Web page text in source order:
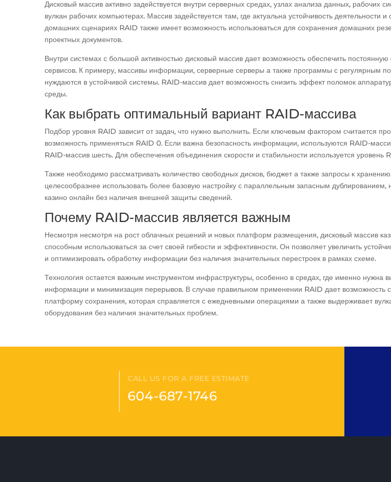
Дисковый массив активно задействуется внутри серверных средах, узлах анализа данных, рабочих
вулкан рабочих компьютерах. Массив задействуется там, где актуальна устойчивость деятельности
домашних сценариях RAID также имеет возможность использоваться для сохранения домашних
проектных документов.
Внутри системах с большой активностью дисковый массив дает возможность обеспечить
сервисов. К примеру, массивы информации, серверные серверы а также программы с регулярным
нуждаются в устойчивой системы. RAID-массив дает возможность снизить эффект поломок
среды.
Как выбрать оптимальный вариант RAID-массива
Подбор уровня RAID зависит от задач, что нужно выполнить. Если ключевым фактором считается
возможность применяться RAID 0. Если важна безопасность информации, используются RAID-
RAID-массив шесть. Для обеспечения объединения скорости и стабильности используется уровень
Также необходимо рассматривать количество свободных дисков, бюджет а также запросы к
целесообразнее использовать более базовую настройку с параллельным запасным
казино онлайн без наличия внешней защиты сведений.
Почему RAID-массив является важным
Несмотря несмотря на рост облачных решений и новых платформ размещения, дисковый массив
способным использоваться за счет своей гибкости и эффективности. Он позволяет увеличить
и оптимизировать обработку информации без наличия значительных перестроек в рамках схеме.
Технология остается важным инструментом инфраструктуры, особенно в средах, где именно нужна
информации и минимизация перерывов. В случае правильном применении RAID дает возможность
платформу сохранения, которая справляется с ежедневными операциями а также выдерживает
оборудования без наличия значительных проблем.
CALL US FOR A FREE ESTIMATE
604-687-1746